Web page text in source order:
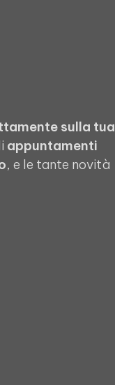
sulla tua
appuntamenti
, e le tante novità